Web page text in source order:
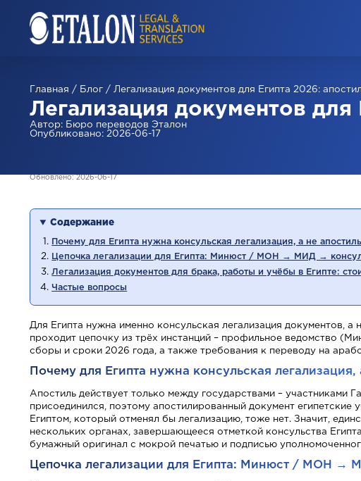
Главная / Блог / Легализация документов для Египта 2026:
Легализация документов для
Автор: Бюро переводов Эталон
Опубликовано: 2026-06-17
Обновлено: 2026-06-17
Содержание
Почему для Египта нужна консульская легализация, а не апостиль
Цепочка легализации для Египта: Минюст / МОН → МИД →
Легализация документов для брака, работы и учёбы в Египте:
Частые вопросы
Для Египта нужна именно консульская легализация документов, а
проходит цепочку из трёх инстанций – профильное ведомство
сборы и сроки 2026 года, а также требования к переводу на
Почему для Египта нужна консульская легализация,
Апостиль действует только между государствами – участниками
присоединился, поэтому апостилированный документ
Египтом, который отменял бы легализацию, тоже нет. Значит,
нескольких органах, завершающееся отметкой консульства
бумажный оригинал с мокрой печатью и подписью
Цепочка легализации для Египта: Минюст / МОН →